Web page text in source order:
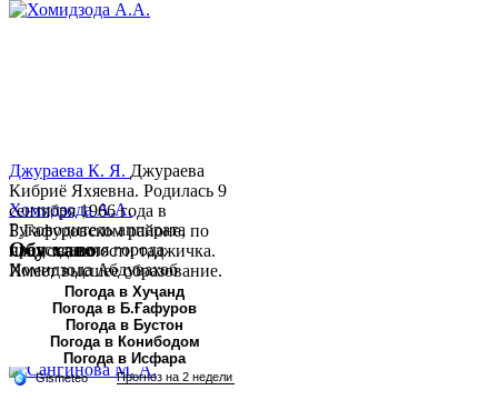
Хомидзода А.А.
Руководитель аппарата
председателя города
Хомидзода Абдувахоб
Абдумаджид родился 8
июня 1978 года в городе
Худжанде. По
национальности...
Джураева К. Я. Джураева
Кибриё Яхяевна. Родилась 9
сентября 1966 года в
Б.Гафуровском районе, по
национальности таджичка.
Имеет высшее образование.
В 1997 ...
Обу хаво
Погода в Хуҷанд
Погода в Б.Ғафуров
Погода в Бустон
Погода в Конибодом
Погода в Исфара